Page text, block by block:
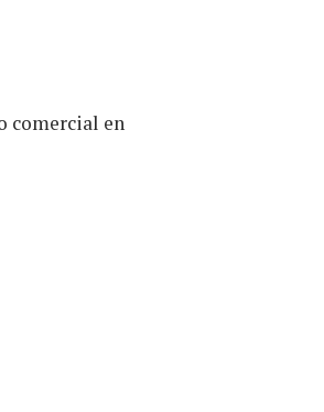
comercial en